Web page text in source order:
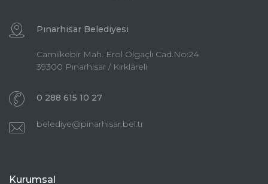
Pınarhisar Belediyesi
Camiikebir Mah. Erol Olgaçlı Cad.No:24
39300 Pınarhisar / Kırklareli
0 288 615 10 27
belediye@pinarhisar.bel.tr
Kurumsal